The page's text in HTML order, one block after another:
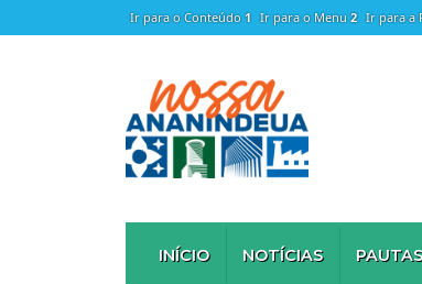
Ir para o Conteúdo 1 Ir para o Menu 2 Ir para a
INÍCIO NOTÍCIAS PAUTAS